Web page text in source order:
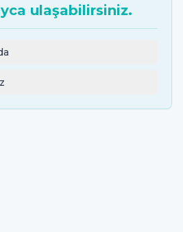
ulaşabilirsiniz.